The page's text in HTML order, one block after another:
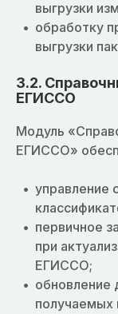
выгрузки
обработку
выгрузки
3.2.
ЕГИССО
Модуль
ЕГИССО»
управление
первичное
при
ЕГИССО;
обновление
получаемых